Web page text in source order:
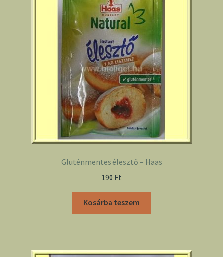
Gluténmentes élesztő – Haas
190 Ft
Kosárba teszem